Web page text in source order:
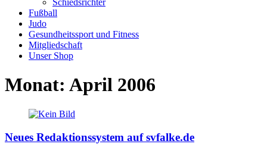
Schiedsrichter
Fußball
Judo
Gesundheitssport und Fitness
Mitgliedschaft
Unser Shop
Monat: April 2006
Neues Redaktionssystem auf svfalke.de